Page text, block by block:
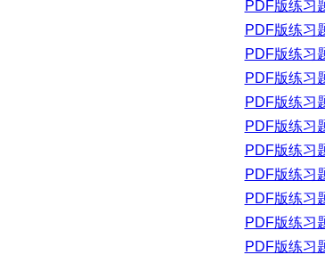
PDF版练习
PDF版练习
PDF版练习
PDF版练习
PDF版练习
PDF版练习
PDF版练习
PDF版练习
PDF版练习
PDF版练习
PDF版练习